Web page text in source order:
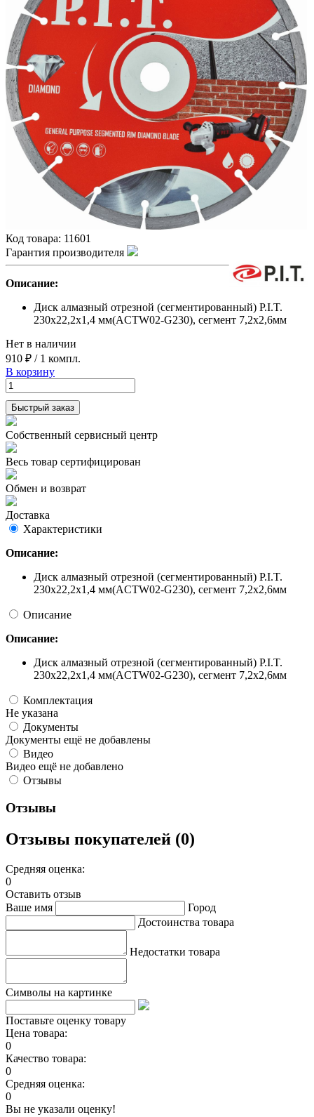
Код товара: 11601
Гарантия производителя
Описание:
Диск алмазный отрезной (сегментированный) P.I.T.
230x22,2x1,4 мм(ACTW02-G230), сегмент 7,2х2,6мм
Нет в наличии
910 ₽ / 1 компл.
В корзину
Быстрый заказ
Собственный сервисный центр
Весь товар сертифицирован
Обмен и возврат
Доставка
Характеристики
Описание:
Диск алмазный отрезной (сегментированный) P.I.T.
230x22,2x1,4 мм(ACTW02-G230), сегмент 7,2х2,6мм
Описание
Описание:
Диск алмазный отрезной (сегментированный) P.I.T.
230x22,2x1,4 мм(ACTW02-G230), сегмент 7,2х2,6мм
Комплектация
Не указана
Документы
Документы ещё не добавлены
Видео
Видео ещё не добавлено
Отзывы
Отзывы
Отзывы покупателей (0)
Средняя оценка:
0
Оставить отзыв
Ваше имя
Город
Достоинства товара
Недостатки товара
Символы на картинке
Поставьте оценку товару
Цена товара:
0
Качество товара:
0
Средняя оценка:
0
Вы не указали оценку!